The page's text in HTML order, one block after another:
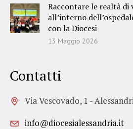
Raccontare le realtà
all’interno
con la Diocesi
13 Maggio 2026
Contatti
Via Vescovado, 1 -
info@diocesialessandria.it